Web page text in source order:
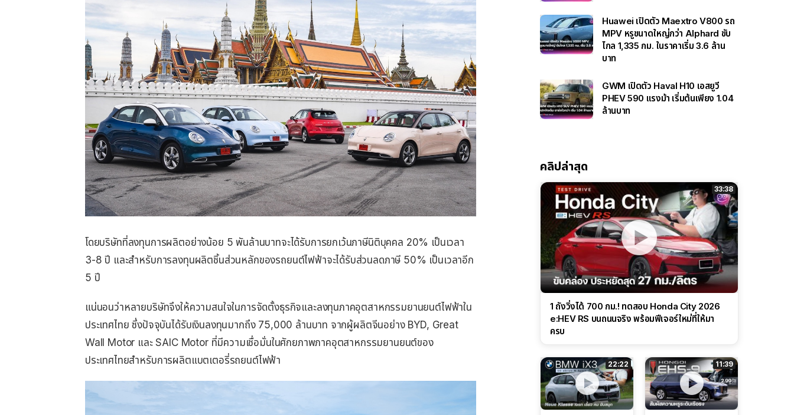
โดยบริษัทที่ลงทุนการผลิตอย่างน้อย 5 พันล้านบาทจะได้รับการยกเว้นภาษีนิติบุคคล 20% เป็นเวลา
3-8 ปี และสำหรับการลงทุนผลิตชิ้นส่วนหลักของรถยนต์ไฟฟ้าจะได้รับส่วนลดภาษี 50% เป็นเวลาอีก
5 ปี
แน่นอนว่าหลายบริษัทจึงให้ความสนใจในการจัดตั้งธุรกิจและลงทุนภาคอุตสาหกรรมยานยนต์ไฟฟ้าใน
ประเทศไทย ซึ่งปัจจุบันได้รับเงินลงทุนมากถึง 75,000 ล้านบาท จากผู้ผลิตจีนอย่าง BYD, Great
Wall Motor และ SAIC Motor ที่มีความเชื่อมั่นในศักยภาพภาคอุตสาหกรรมยานยนต์ของ
ประเทศไทยสำหรับการผลิตแบตเตอรี่รถยนต์ไฟฟ้า
Huawei เปิดตัว Maextro V800 รถ
MPV หรูขนาดใหญ่กว่า Alphard ขับ
ไกล 1,335 กม. ในราคาเริ่ม 3.6 ล้าน
บาท
GWM เปิดตัว Haval H10 เอสยูวี
PHEV 590 แรงม้า เริ่มต้นเพียง 1.04
ล้านบาท
คลิปล่าสุด
33:38
1 ถังวิ่งได้ 700 กม.! ทดสอบ Honda City 2026
e:HEV RS บนถนนจริง พร้อมฟีเจอร์ใหม่ที่ให้มา
ครบ
22:22 11:39